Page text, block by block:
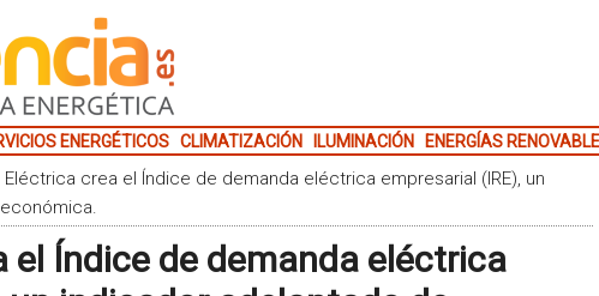
ENERGÉTICOS CLIMATIZACIÓN ILUMINACIÓN ENERGÍAS
Eléctrica crea el Índice de demanda eléctrica empresarial (IRE), un
el Índice de demanda eléctrica